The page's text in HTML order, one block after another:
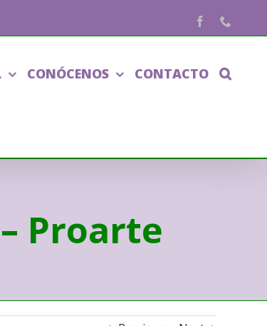
Facebook
CONÓCENOS CONTACTO
Proarte